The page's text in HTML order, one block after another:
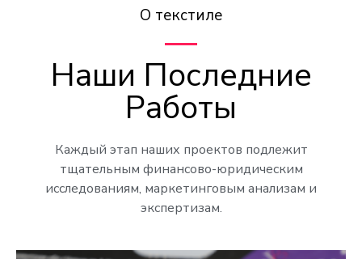
О текстиле
Наши Последние
Работы
Каждый этап наших проектов подлежит
тщательным финансово-юридическим
исследованиям, маркетинговым анализам и
экспертизам.